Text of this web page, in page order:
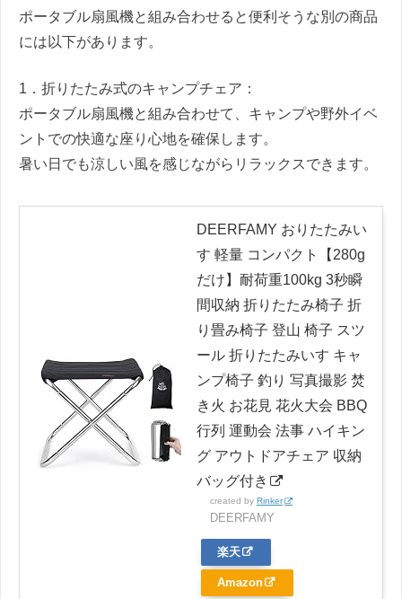
ポータブル扇風機と組み合わせると便利そうな別の商品
には以下があります。
1．折りたたみ式のキャンプチェア：
ポータブル扇風機と組み合わせて、キャンプや野外イベ
ントでの快適な座り心地を確保します。
暑い日でも涼しい風を感じながらリラックスできます。
DEERFAMY おりたたみい
す 軽量 コンパクト【280g
だけ】耐荷重100kg 3秒瞬
間収納 折りたたみ椅子 折
り畳み椅子 登山 椅子 スツ
ール 折りたたみいす キャ
ンプ椅子 釣り 写真撮影 焚
き火 お花見 花火大会 BBQ
行列 運動会 法事 ハイキン
グ アウトドアチェア 収納
バッグ付き
created by Rinker
DEERFAMY
楽天
Amazon